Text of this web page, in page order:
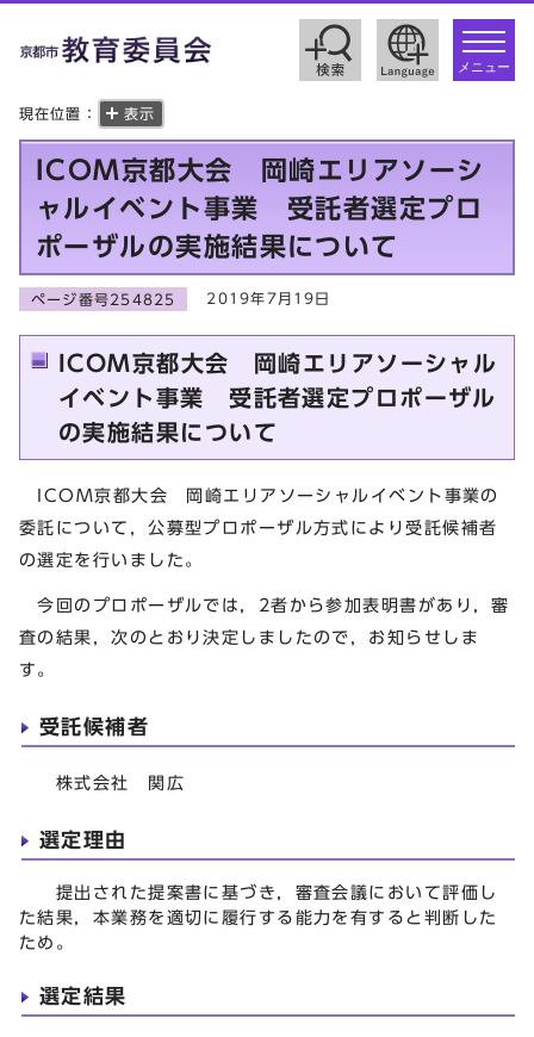
toggle
メニュー
現在位置： 表示
ICOM京都大会 岡崎エリアソーシ
ャルイベント事業 受託者選定プロ
ポーザルの実施結果について
ページ番号254825 2019年7月19日
ICOM京都大会 岡崎エリアソーシャル
イベント事業 受託者選定プロポーザル
の実施結果について
ICOM京都大会 岡崎エリアソーシャルイベント事業の
委託について，公募型プロポーザル方式により受託候補者
の選定を行いました。
今回のプロポーザルでは，2者から参加表明書があり，審
査の結果，次のとおり決定しましたので，お知らせしま
す。
受託候補者
株式会社 関広
選定理由
提出された提案書に基づき，審査会議において評価し
た結果，本業務を適切に履行する能力を有すると判断した
ため。
選定結果